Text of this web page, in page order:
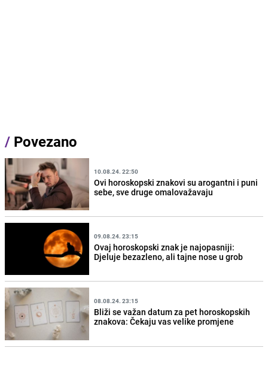
/ Povezano
10.08.24. 22:50
Ovi horoskopski znakovi su arogantni i puni
sebe, sve druge omalovažavaju
09.08.24. 23:15
Ovaj horoskopski znak je najopasniji:
Djeluje bezazleno, ali tajne nose u grob
08.08.24. 23:15
Bliži se važan datum za pet horoskopskih
znakova: Čekaju vas velike promjene